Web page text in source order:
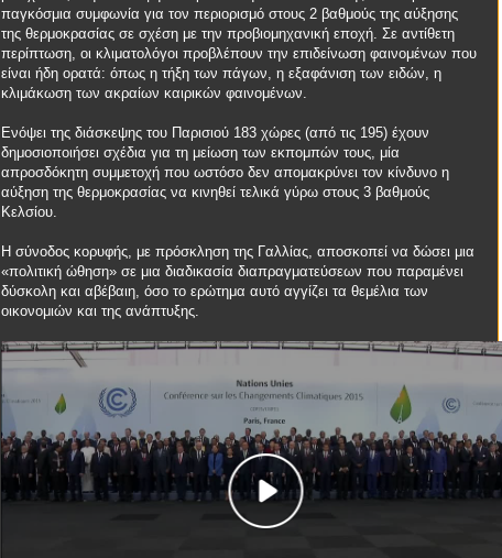
παγκόσμια συμφωνία για τον περιορισμό στους 2 βαθμούς της αύξησης
της θερμοκρασίας σε σχέση με την προβιομηχανική εποχή. Σε αντίθετη
περίπτωση, οι κλιματολόγοι προβλέπουν την επιδείνωση φαινομένων που
είναι ήδη ορατά: όπως η τήξη των πάγων, η εξαφάνιση των ειδών, η
κλιμάκωση των ακραίων καιρικών φαινομένων.
Ενόψει της διάσκεψης του Παρισιού 183 χώρες (από τις 195) έχουν
δημοσιοποιήσει σχέδια για τη μείωση των εκπομπών τους, μία
απροσδόκητη συμμετοχή που ωστόσο δεν απομακρύνει τον κίνδυνο η
αύξηση της θερμοκρασίας να κινηθεί τελικά γύρω στους 3 βαθμούς
Κελσίου.
Η σύνοδος κορυφής, με πρόσκληση της Γαλλίας, αποσκοπεί να δώσει μια
«πολιτική ώθηση» σε μια διαδικασία διαπραγματεύσεων που παραμένει
δύσκολη και αβέβαιη, όσο το ερώτημα αυτό αγγίζει τα θεμέλια των
οικονομιών και της ανάπτυξης.